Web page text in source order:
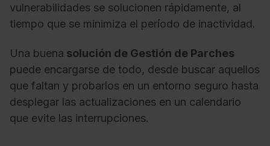
vulnerabilidades se solucionen rápidamente, al
tiempo que se minimiza el período de inactividad.
Una buena solución de Gestión de Parches
puede encargarse de todo, desde buscar aquellos
que faltan y probarlos en un entorno seguro hasta
desplegar las actualizaciones en un calendario
que evite las interrupciones.